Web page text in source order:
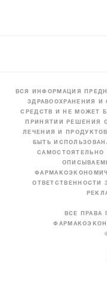
ВСЯ ИНФОРМАЦИЯ
ЗДРАВООХРАНЕНИЯ
СРЕДСТВ И НЕ МОЖЕТ
ПРИНЯТИИ РЕШЕНИЯ
ЛЕЧЕНИЯ И
БЫТЬ
САМОСТОЯТЕЛЬНО
ОТВЕТСТВЕННОСТИ
ВСЕ ПРАВА